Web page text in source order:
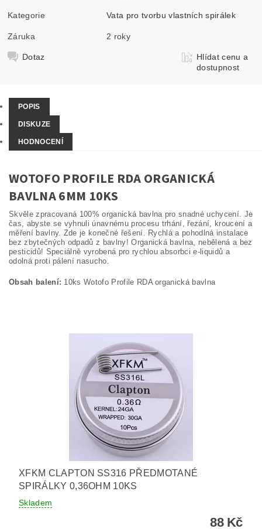
Kategorie Vata pro tvorbu vlastních spirálek
Záruka 2 roky
Dotaz
Hlídat cenu a
dostupnost
POPIS
DISKUZE
HODNOCENÍ
WOTOFO PROFILE RDA ORGANICKÁ
BAVLNA 6MM 10KS
Skvěle zpracovaná 100% organická bavlna pro snadné uchycení. Je
čas, abyste se vyhnuli únavnému procesu trhání, řezání, kroucení a
měření bavlny. Zde je konečné řešení. Rychlá a pohodlná instalace
bez zbytečných odpadů z bavlny! Organická bavlna, nebělená a bez
pesticidů! Speciálně vyrobená pro rychlou absorbci e-liquidů a
odolná proti pálení nasucho.
Obsah balení: 10ks Wotofo Profile RDA organická bavlna
XFKM CLAPTON SS316 PŘEDMOTANÉ
SPIRÁLKY 0,36OHM 10KS
Skladem
88 Kč